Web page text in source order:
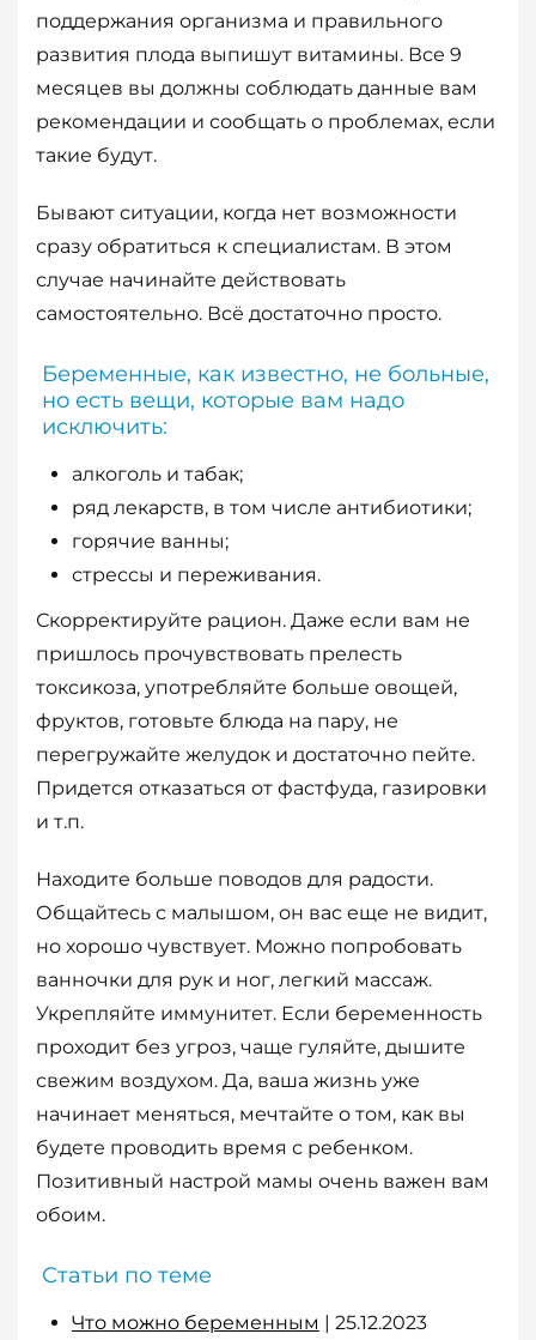
поддержания организма и правильного
развития плода выпишут витамины. Все 9
месяцев вы должны соблюдать данные вам
рекомендации и сообщать о проблемах, если
такие будут.
Бывают ситуации, когда нет возможности
сразу обратиться к специалистам. В этом
случае начинайте действовать
самостоятельно. Всё достаточно просто.
Беременные, как известно, не больные,
но есть вещи, которые вам надо
исключить:
алкоголь и табак;
ряд лекарств, в том числе антибиотики;
горячие ванны;
стрессы и переживания.
Скорректируйте рацион. Даже если вам не
пришлось прочувствовать прелесть
токсикоза, употребляйте больше овощей,
фруктов, готовьте блюда на пару, не
перегружайте желудок и достаточно пейте.
Придется отказаться от фастфуда, газировки
и т.п.
Находите больше поводов для радости.
Общайтесь с малышом, он вас еще не видит,
но хорошо чувствует. Можно попробовать
ванночки для рук и ног, легкий массаж.
Укрепляйте иммунитет. Если беременность
проходит без угроз, чаще гуляйте, дышите
свежим воздухом. Да, ваша жизнь уже
начинает меняться, мечтайте о том, как вы
будете проводить время с ребенком.
Позитивный настрой мамы очень важен вам
обоим.
Статьи по теме
Что можно беременным | 25.12.2023